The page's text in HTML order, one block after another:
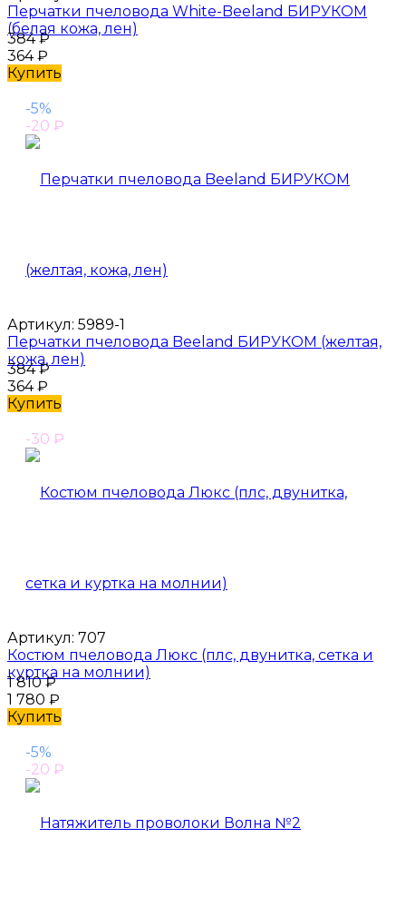
Перчатки пчеловода White-Beeland БИРУКОМ
(белая кожа, лен)
384₽
364₽
Купить
-5%
-20 ₽
Артикул: 5989-1
Перчатки пчеловода Beeland БИРУКОМ (желтая,
кожа, лен)
384₽
364₽
Купить
-30 ₽
Артикул: 707
Костюм пчеловода Люкс (плс, двунитка, сетка и
куртка на молнии)
1 810₽
1 780 ₽
Купить
-5%
-20 ₽